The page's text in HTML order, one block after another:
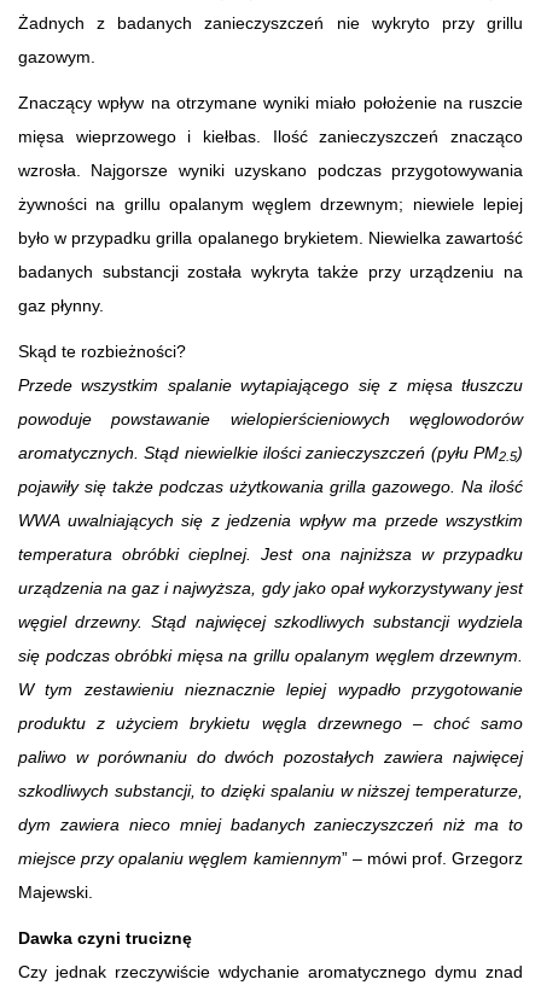
Żadnych z badanych zanieczyszczeń nie wykryto przy grillu
gazowym.
Znaczący wpływ na otrzymane wyniki miało położenie na ruszcie
mięsa wieprzowego i kiełbas. Ilość zanieczyszczeń znacząco
wzrosła. Najgorsze wyniki uzyskano podczas przygotowywania
żywności na grillu opalanym węglem drzewnym; niewiele lepiej
było w przypadku grilla opalanego brykietem. Niewielka zawartość
badanych substancji została wykryta także przy urządzeniu na
gaz płynny.
Skąd te rozbieżności?
Przede wszystkim spalanie wytapiającego się z mięsa tłuszczu
powoduje powstawanie wielopierścieniowych węglowodorów
aromatycznych. Stąd niewielkie ilości zanieczyszczeń (pyłu PM2.5)
pojawiły się także podczas użytkowania grilla gazowego. Na ilość
WWA uwalniających się z jedzenia wpływ ma przede wszystkim
temperatura obróbki cieplnej. Jest ona najniższa w przypadku
urządzenia na gaz i najwyższa, gdy jako opał wykorzystywany jest
węgiel drzewny. Stąd najwięcej szkodliwych substancji wydziela
się podczas obróbki mięsa na grillu opalanym węglem drzewnym.
W tym zestawieniu nieznacznie lepiej wypadło przygotowanie
produktu z użyciem brykietu węgla drzewnego – choć samo
paliwo w porównaniu do dwóch pozostałych zawiera najwięcej
szkodliwych substancji, to dzięki spalaniu w niższej temperaturze,
dym zawiera nieco mniej badanych zanieczyszczeń niż ma to
miejsce przy opalaniu węglem kamiennym” – mówi prof. Grzegorz
Majewski.
Dawka czyni truciznę
Czy jednak rzeczywiście wdychanie aromatycznego dymu znad